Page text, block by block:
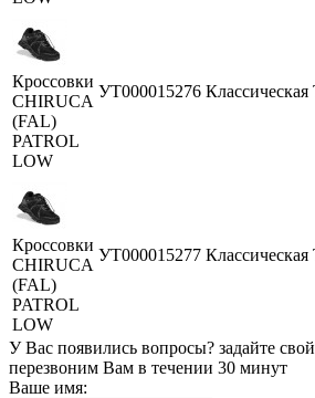
Кроссовки
CHIRUCA
(FAL)
PATROL
LOW
УТ000015276 Классическая
Кроссовки
CHIRUCA
(FAL)
PATROL
LOW
УТ000015277 Классическая
У Вас появились вопросы? задайте
перезвоним Вам в течении 30 минут
Ваше имя: